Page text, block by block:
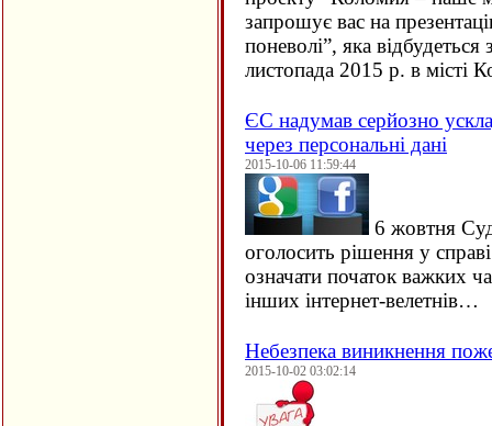
запрошує вас на
поневолі”, яка відбудеться
листопада 2015 р. в місті
ЄC надумав серйозно
через персональні дані
2015-10-06 11:59:44
6 жовтня
оголосить рішення у
означати початок важких
інших інтернет-велетнів…
Небезпека виникнення
2015-10-02 03:02:14